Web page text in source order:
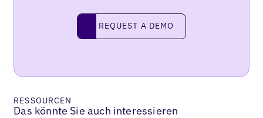
request a demo
REQUEST A DEMO
RESSOURCEN
Das könnte Sie auch interessieren